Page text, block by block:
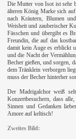
Die Mutter von Isot ist sehr
älteren König Marke sich
nach Kräutern, Blumen
Weisheit und zauberischer
Fässchen und übergibt es
Freundin, die auf das
damit kein Auge es erblickt
und die Nacht der
Becher gießen, und sorgen,
dem Tränklein verborgen
muss der Becher hinterher
Der Madrigalchor weiß
Konzertbesuchern, dass
Sinnen und Gedanken
Amore auf keltisch!
Zweites Bild: